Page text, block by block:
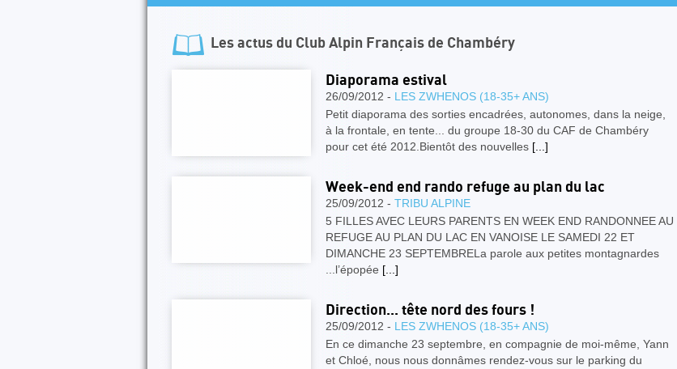
Les actus du Club Alpin Français de Chambéry
Diaporama estival
26/09/2012 - LES ZWHENOS (18-35+ ANS)
Petit diaporama des sorties encadrées, autonomes, dans la neige,
à la frontale, en tente... du groupe 18-30 du CAF de Chambéry
pour cet été 2012.Bientôt des nouvelles [...]
Week-end end rando refuge au plan du lac
25/09/2012 - TRIBU ALPINE
5 FILLES AVEC LEURS PARENTS EN WEEK END RANDONNEE AU
REFUGE AU PLAN DU LAC EN VANOISE LE SAMEDI 22 ET
DIMANCHE 23 SEPTEMBRELa parole aux petites montagnardes
...l’épopée [...]
Direction... tête nord des fours !
25/09/2012 - LES ZWHENOS (18-35+ ANS)
En ce dimanche 23 septembre, en compagnie de moi-même, Yann
et Chloé, nous nous donnâmes rendez-vous sur le parking du